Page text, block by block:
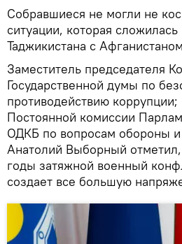
Собравшиеся не могли не
ситуации, которая сложилась
Таджикистана с
Заместитель председателя
Государственной думы по
противодействию коррупции;
Постоянной комиссии
ОДКБ по вопросам обороны и
Анатолий Выборный
годы затяжной военный
создает все большую